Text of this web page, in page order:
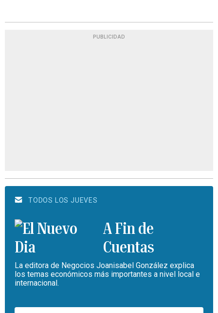
PUBLICIDAD
TODOS LOS JUEVES
A Fin de
Cuentas
La editora de Negocios Joanisabel González explica
los temas económicos más importantes a nivel local e
internacional.